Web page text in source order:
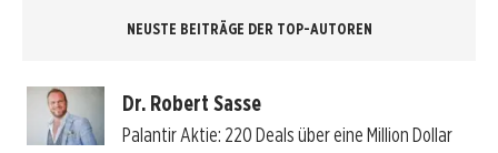
NEUSTE BEITRÄGE DER TOP-AUTOREN
Dr. Robert Sasse
Palantir Aktie: 220 Deals über eine Million Dollar